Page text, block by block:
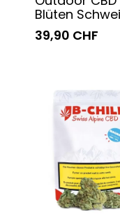
Blüten
39,90 CHF